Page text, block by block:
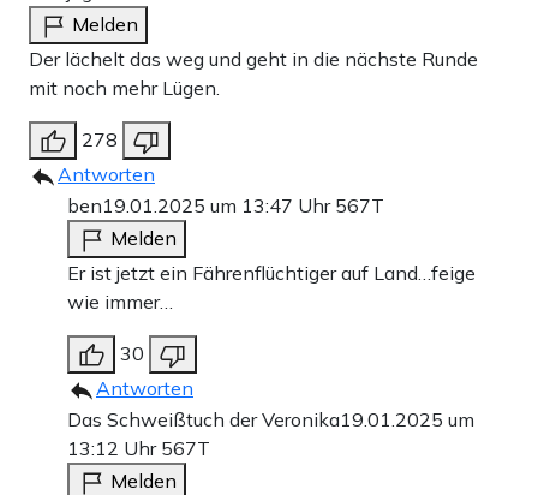
Melden
Der lächelt das weg und geht in die nächste Runde
mit noch mehr Lügen.
278
Antworten
ben19.01.2025 um 13:47 Uhr 567T
Melden
Er ist jetzt ein Fährenflüchtiger auf Land…feige
wie immer…
30
Antworten
Das Schweißtuch der Veronika19.01.2025 um
13:12 Uhr 567T
Melden